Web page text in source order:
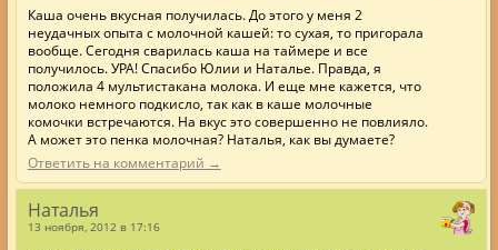
Каша очень вкусная получилась. До этого у меня 2
неудачных опыта с молочной кашей: то сухая, то пригорала
вообще. Сегодня сварилась каша на таймере и все
получилось. УРА! Спасибо Юлии и Наталье. Правда, я
положила 4 мультистакана молока. И еще мне кажется, что
молоко немного подкисло, так как в каше молочные
комочки встречаются. На вкус это совершенно не повлияло.
А может это пенка молочная? Наталья, как вы думаете?
Ответить на комментарий →
Наталья
13 ноября, 2012 в 17:16